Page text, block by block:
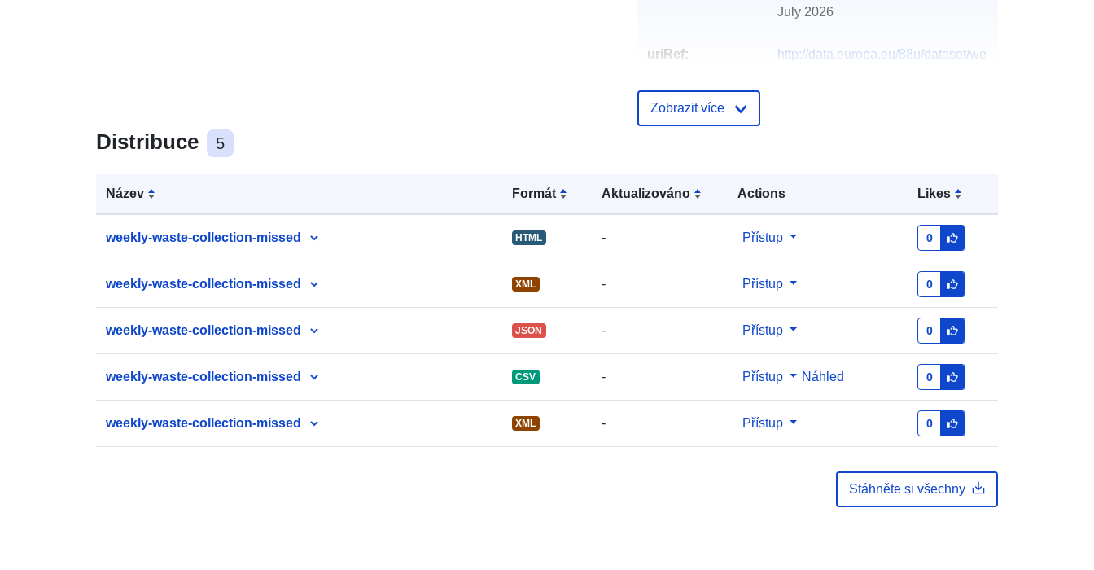
Distribuce 5
Název Formát Aktualizováno Actions Likes
weekly-waste-collection-missed HTML - Přístup 0
weekly-waste-collection-missed XML - Přístup 0
weekly-waste-collection-missed JSON - Přístup 0
weekly-waste-collection-missed CSV - Přístup Náhled 0
weekly-waste-collection-missed XML - Přístup 0
Stáhněte si všechny
July 2026
uriRef:
http://data.europa.eu/88u/dataset/we
Zobrazit více